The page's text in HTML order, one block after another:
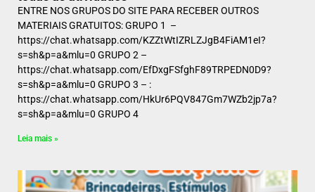
ENTRE NOS GRUPOS DO SITE PARA RECEBER OUTROS
MATERIAIS GRATUITOS: GRUPO 1 –
https://chat.whatsapp.com/KZZtWtIZRLZJgB4FiAM1eI?
s=sh&p=a&mlu=0 GRUPO 2 –
https://chat.whatsapp.com/EfDxgFSfghF89TRPEDN0D9?
s=sh&p=a&mlu=0 GRUPO 3 – :
https://chat.whatsapp.com/HkUr6PQV847Gm7WZb2jp7a?
s=sh&p=a&mlu=0 GRUPO 4
Leia mais »